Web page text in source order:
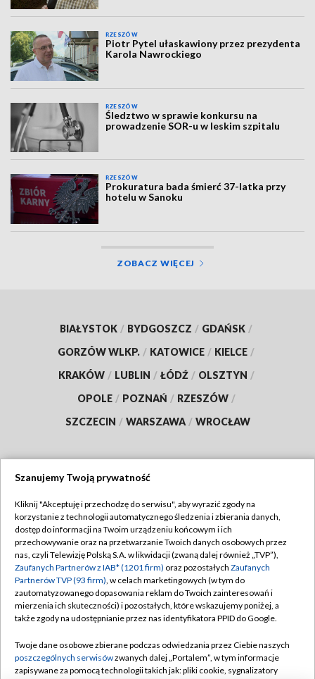
RZESZÓW
Piotr Pytel ułaskawiony przez prezydenta
Karola Nawrockiego
RZESZÓW
Śledztwo w sprawie konkursu na
prowadzenie SOR-u w leskim szpitalu
RZESZÓW
Prokuratura bada śmierć 37-latka przy
hotelu w Sanoku
ZOBACZ WIĘCEJ
BIAŁYSTOK / BYDGOSZCZ / GDAŃSK /
GORZÓW WLKP. / KATOWICE / KIELCE /
KRAKÓW / LUBLIN / ŁÓDŹ / OLSZTYN /
OPOLE / POZNAŃ / RZESZÓW /
SZCZECIN / WARSZAWA / WROCŁAW
TVP
Abonament TVP
Emisja w TVP
Centrum informacji TVP
Naziemna Telewizja Cyfrowa
Rada Programowa
Regulamin TVP
Polityka prywatności
Moje zgody
Pomoc
Kontakt
Szanujemy Twoją prywatność
Kliknij "Akceptuję i przechodzę do serwisu", aby wyrazić zgody na
korzystanie z technologii automatycznego śledzenia i zbierania danych,
dostęp do informacji na Twoim urządzeniu końcowym i ich
przechowywanie oraz na przetwarzanie Twoich danych osobowych przez
nas, czyli Telewizję Polską S.A. w likwidacji (zwaną dalej również „TVP”),
Zaufanych Partnerów z IAB* (1201 firm) oraz pozostałych Zaufanych
Partnerów TVP (93 firm), w celach marketingowych (w tym do
zautomatyzowanego dopasowania reklam do Twoich zainteresowań i
mierzenia ich skuteczności) i pozostałych, które wskazujemy poniżej, a
także zgody na udostępnianie przez nas identyfikatora PPID do Google.
Twoje dane osobowe zbierane podczas odwiedzania przez Ciebie naszych
poszczególnych serwisówzwanych dalej „Portalem”, w tym informacje
zapisywane za pomocą technologii takich jak: pliki cookie, sygnalizatory